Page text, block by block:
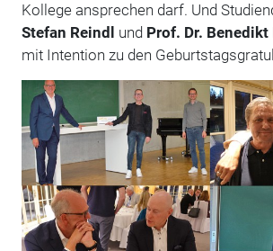
Kollege ansprechen darf. Und
Stefan Reindl
und Prof. Dr. Benedikt
mit Intention zu den